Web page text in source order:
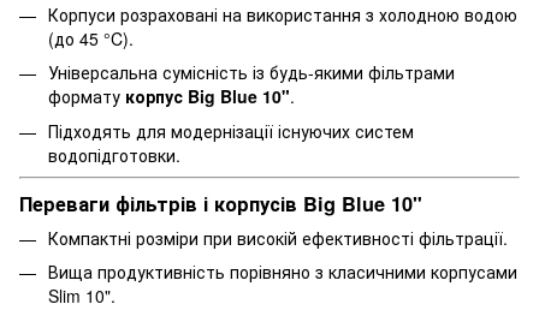
Корпуси розраховані на використання з холодною водою
(до 45 °C).
Універсальна сумісність із будь-якими фільтрами
формату корпус Big Blue 10".
Підходять для модернізації існуючих систем
водопідготовки.
Переваги фільтрів і корпусів Big Blue 10"
Компактні розміри при високій ефективності фільтрації.
Вища продуктивність порівняно з класичними корпусами
Slim 10".